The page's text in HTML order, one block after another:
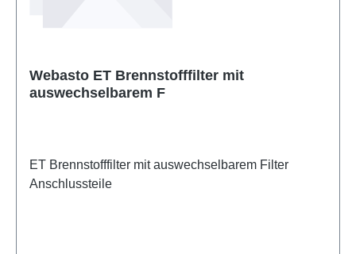
Webasto ET Brennstofffilter mit
auswechselbarem F
ET Brennstofffilter mit auswechselbarem Filter
Anschlussteile